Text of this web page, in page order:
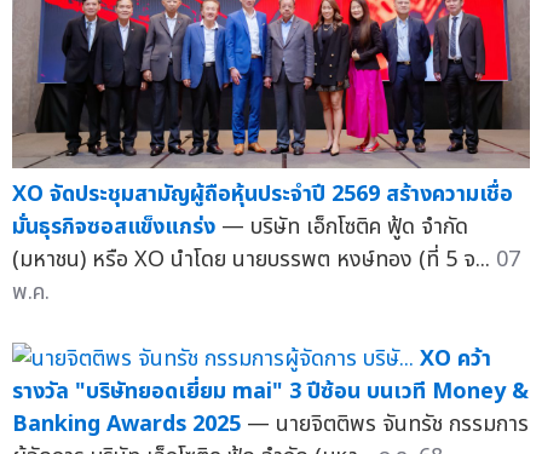
XO จัดประชุมสามัญผู้ถือหุ้นประจำปี 2569 สร้างความเชื่อ
มั่นธุรกิจซอสแข็งแกร่ง — บริษัท เอ็กโซติค ฟู้ด จำกัด
(มหาชน) หรือ XO นำโดย นายบรรพต หงษ์ทอง (ที่ 5 จ... 07
พ.ค.
XO คว้า
รางวัล "บริษัทยอดเยี่ยม mai" 3 ปีซ้อน บนเวที Money &
Banking Awards 2025 — นายจิตติพร จันทรัช กรรมการ